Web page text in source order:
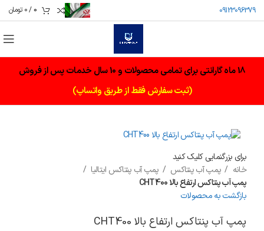
09123096379
0
/
0 تومان
18 ماه گارانتی برای تمامی محصولات و 10 سال خدمات پس از فروش
(ثبت سفارش فقط از طریق واتساپ)
برای بزرگنمایی کلیک کنید
خانه
پمپ آب پنتاکس
پمپ آب پنتاکس ایتالیا
پمپ آب پنتاکس ارتفاع بالا CHT400
بازگشت به محصولات
پمپ آب پنتاکس ارتفاع بالا CHT400